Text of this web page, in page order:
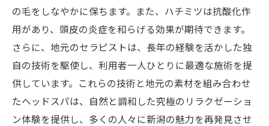
の毛をしなやかに保ちます。また、ハチミツは抗酸化作
用があり、頭皮の炎症を和らげる効果が期待できます。
さらに、地元のセラピストは、長年の経験を活かした独
自の技術を駆使し、利用者一人ひとりに最適な施術を提
供しています。これらの技術と地元の素材を組み合わせ
たヘッドスパは、自然と調和した究極のリラクゼーショ
ン体験を提供し、多くの人々に新潟の魅力を再発見させ